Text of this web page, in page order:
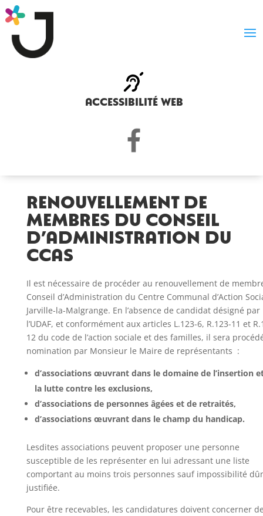
accessibilité web
RENOUVELLEMENT DE
MEMBRES DU CONSEIL
D’ADMINISTRATION DU
CCAS
Il est nécessaire de procéder au renouvellement de
Conseil d’Administration du Centre Communal d’Action
Jarville-la-Malgrange. En l’absence de candidat désigné par
l’UDAF, et conformément aux articles L.123-6, R.123-11 et
12 du code de l’action sociale et des familles, il sera
nomination par Monsieur le Maire de représentants :
d’associations œuvrant dans le domaine de l’insertion
la lutte contre les exclusions,
d’associations de personnes âgées et de retraités,
d’associations œuvrant dans le champ du handicap.
Lesdites associations peuvent proposer une personne
susceptible de les représenter en lui adressant une liste
comportant au moins trois personnes sauf impossibilité
justifiée.
Pour être recevables, les candidatures doivent concerner